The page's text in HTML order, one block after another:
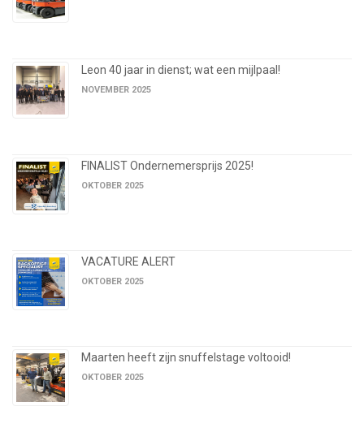
Leon 40 jaar in dienst; wat een mijlpaal!
NOVEMBER 2025
FINALIST Ondernemersprijs 2025!
OKTOBER 2025
VACATURE ALERT
OKTOBER 2025
Maarten heeft zijn snuffelstage voltooid!
OKTOBER 2025